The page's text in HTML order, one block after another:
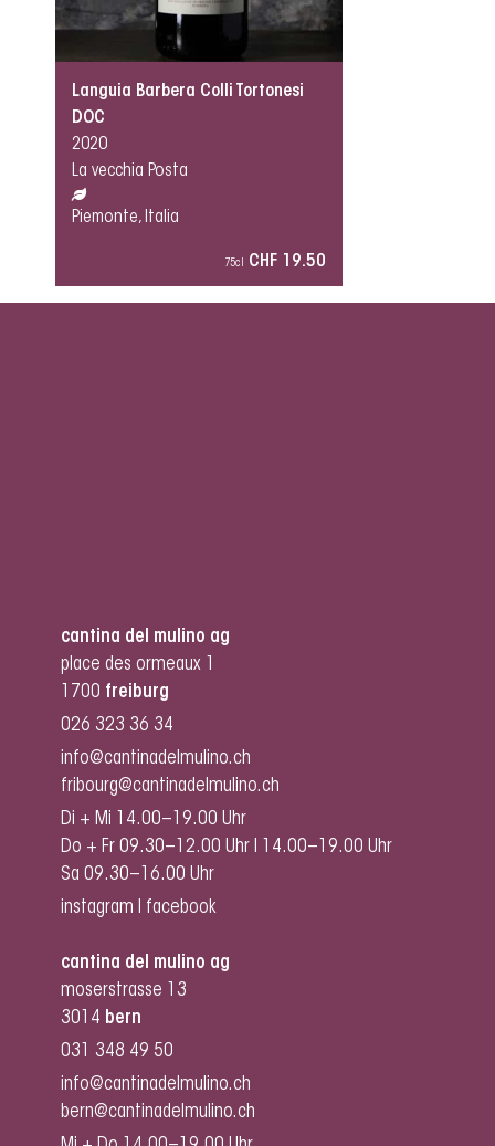
Languia Barbera Colli Tortonesi
DOC
2020
La vecchia Posta
Piemonte, Italia
75cl CHF 19.50
cantina del mulino ag
place des ormeaux 1
1700 freiburg
026 323 36 34
info@cantinadelmulino.ch
fribourg@cantinadelmulino.ch
Di + Mi 14.00–19.00 Uhr
Do + Fr 09.30–12.00 Uhr I 14.00–19.00 Uhr
Sa 09.30–16.00 Uhr
instagram
facebook
cantina del mulino ag
moserstrasse 13
3014 bern
031 348 49 50
info@cantinadelmulino.ch
bern@cantinadelmulino.ch